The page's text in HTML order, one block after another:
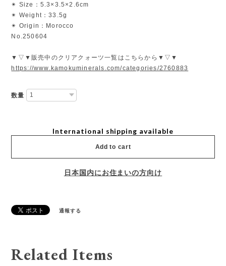
✴︎ Size：5.3×3.5×2.6cm
✴︎ Weight：33.5g
✴︎ Origin：Morocco
No.250604
▼▽▼販売中のクリアクォーツ一覧はこちらから▼▽▼
https://www.kamokuminerals.com/categories/2760883
数量
International shipping available
Add to cart
日本国内にお住まいの方向け
通報する
Related Items